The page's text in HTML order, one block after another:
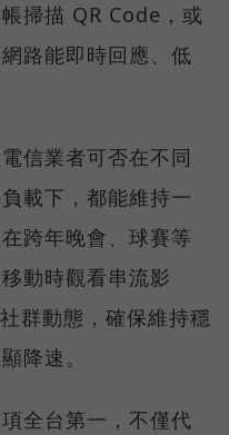
掃描 QR Code，或
路能即時回應、低
信業者可否在不同
載下，都能維持一
跨年晚會、球賽等
動時觀看串流影
群動態，確保維持穩
降速。
全台第一，不僅代